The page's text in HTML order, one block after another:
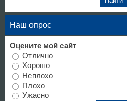
Наш опрос
Оцените мой сайт
Отлично
Хорошо
Неплохо
Плохо
Ужасно